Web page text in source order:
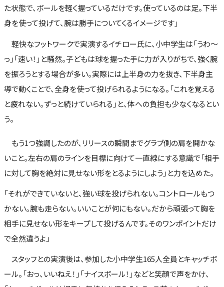
た状態で、ボールを軽く握っているだけです。使っているのは足。下半
身を使って投げて、腕は勝手についてくるイメージです」
軽快なフットワークで実演するイチロー氏に、小中学生は「うわ～
っ」「速い！」と騒然。子どもは球を握った手に力が入りがちで、強く腕
を振ろうとする場合が多い。実際には上半身の力を抜き、下半身主
導で動くことで、全身を使って投げられるようになる。「これを覚える
と疲れない。ずっと続けていられる」と、体への負担も少なくなるとい
う。
もう1つ強調したのが、リリースの瞬間までグラブ側の肩を開かな
いこと。左右の肩のラインを目標に向けて一直線にする意識で「相手
に対して胸を絶対に見せない形をとるようにしよう」と力を込めた。
「それができていないと、強い球を投げられない。コントロールもつ
かない。腕も走らない。いいことが何にもない。だから頑張って胸を
相手に見せない形をキープして投げるんです。そのワンポイントだけ
で全然違うよ」
スタッフとの実演後は、参加した小中学生165人全員とキャッチボ
ール。「おっ、いいねえ！」「ナイスボール！」などと笑顔で声をかけ、